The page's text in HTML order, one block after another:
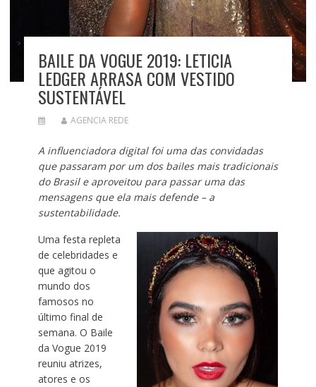
BAILE DA VOGUE 2019: LETICIA
LEDGER ARRASA COM VESTIDO
SUSTENTÁVEL
AGENCIA REDE
A influenciadora digital foi uma das convidadas
que passaram por um dos bailes mais tradicionais
do Brasil e aproveitou para passar uma das
mensagens que ela mais defende – a
sustentabilidade.
Uma festa repleta
de celebridades e
que agitou o
mundo dos
famosos no
último final de
semana. O Baile
da Vogue 2019
reuniu atrizes,
atores e os